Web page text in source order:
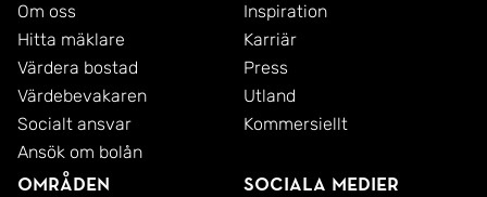
Om oss
Hitta mäklare
Värdera bostad
Värdebevakaren
Socialt ansvar
Ansök om bolån
Inspiration
Karriär
Press
Utland
Kommersiellt
Områden Sociala medier